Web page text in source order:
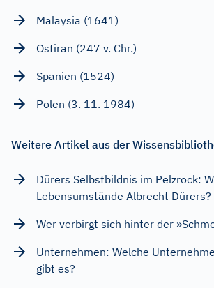
Malaysia (1641)
Ostiran (247 v. Chr.)
Spanien (1524)
Polen (3. 11. 1984)
Weitere Artikel aus der
Dürers Selbstbildnis im Pelzrock:
Lebensumstände Albrecht Dürers?
Wer verbirgt sich hinter der
Unternehmen: Welche
gibt es?